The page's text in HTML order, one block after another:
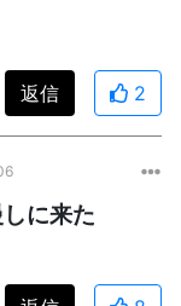
返信 2
に来た